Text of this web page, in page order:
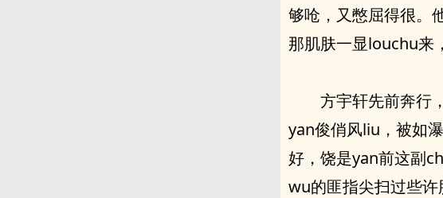
够呛，又憋屈得很。
那肌肤一显louchu来
方宇轩先前奔行
yan俊俏风liu，被如
好，饶是yan前这副
wu的匪指尖扫过些